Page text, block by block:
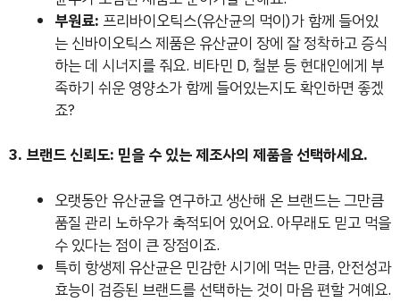
부원료: 프리바이오틱스(유산균의 먹이)가 함께 들어있
는 신바이오틱스 제품은 유산균이 장에 잘 정착하고 증식
하는 데 시너지를 줘요. 비타민 D, 철분 등 현대인에게 부
족하기 쉬운 영양소가 함께 들어있는지도 확인하면 좋겠
죠?
3. 브랜드 신뢰도: 믿을 수 있는 제조사의 제품을 선택하세요.
오랫동안 유산균을 연구하고 생산해 온 브랜드는 그만큼
품질 관리 노하우가 축적되어 있어요. 아무래도 믿고 먹을
수 있다는 점이 큰 장점이죠.
특히 항생제 유산균은 민감한 시기에 먹는 만큼, 안전성과
효능이 검증된 브랜드를 선택하는 것이 마음 편할 거예요.